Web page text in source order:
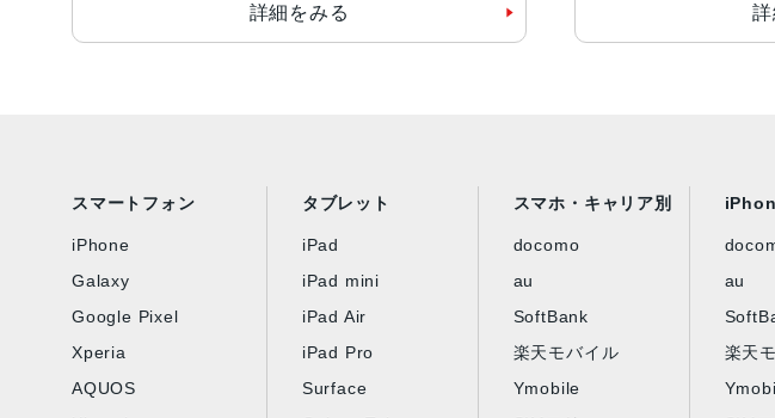
詳細をみる
スマートフォン
iPhone
Galaxy
Google Pixel
Xperia
AQUOS
タブレット
iPad
iPad mini
iPad Air
iPad Pro
Surface
スマホ・キャリア別
docomo
au
SoftBank
楽天モバイル
Ymobile
au
楽天